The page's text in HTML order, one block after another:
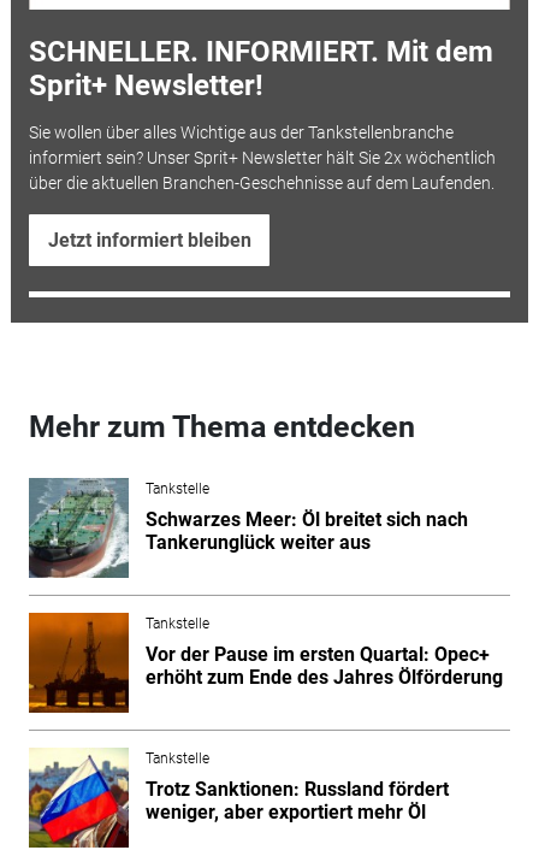
SCHNELLER. INFORMIERT. Mit dem
Sprit+ Newsletter!
Sie wollen über alles Wichtige aus der Tankstellenbranche
informiert sein? Unser Sprit+ Newsletter hält Sie 2x wöchentlich
über die aktuellen Branchen-Geschehnisse auf dem Laufenden.
Jetzt informiert bleiben
Mehr zum Thema entdecken
Tankstelle
Schwarzes Meer: Öl breitet sich nach
Tankerunglück weiter aus
Tankstelle
Vor der Pause im ersten Quartal: Opec+
erhöht zum Ende des Jahres Ölförderung
Tankstelle
Trotz Sanktionen: Russland fördert
weniger, aber exportiert mehr Öl